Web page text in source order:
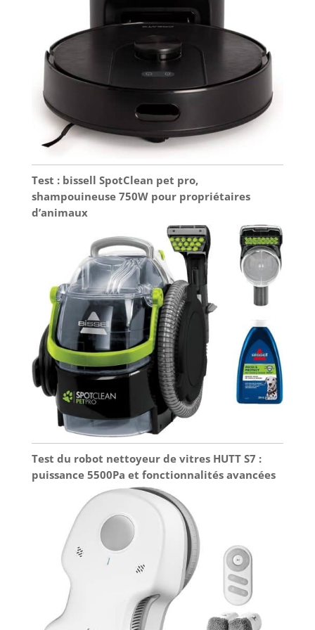
Test : bissell SpotClean pet pro,
shampouineuse 750W pour propriétaires
d’animaux
Test du robot nettoyeur de vitres HUTT S7 :
puissance 5500Pa et fonctionnalités avancées